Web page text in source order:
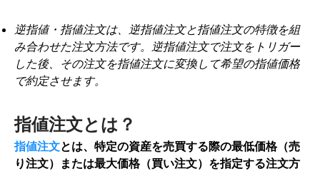
逆指値・指値注文は、逆指値注文と指値注文の特徴を組
み合わせた注文方法です。逆指値注文で注文をトリガー
した後、その注文を指値注文に変換して希望の指値価格
で約定させます。
指値注文とは？
指値注文とは、特定の資産を売買する際の最低価格（売
り注文）または最大価格（買い注文）を指定する注文方